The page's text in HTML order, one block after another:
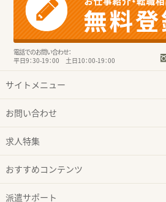
電話でのお問い合わせ：
平日9：30-19：00 土日10：00-19：00
サイトメニュー
お問い合わせ
求人特集
おすすめコンテンツ
派遣サポート